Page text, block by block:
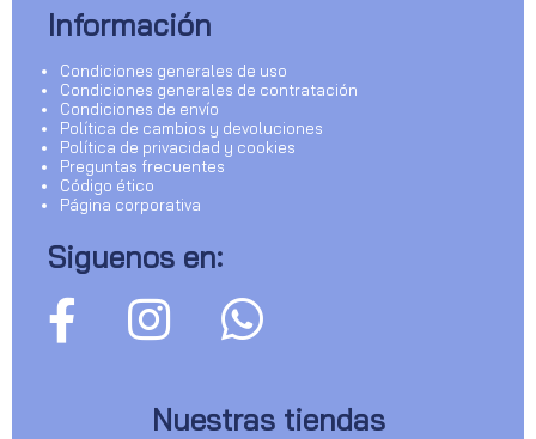
Información
Condiciones generales de uso
Condiciones generales de contratación
Condiciones de envío
Política de cambios y devoluciones
Política de privacidad y cookies
Preguntas frecuentes
Código ético
Página corporativa
Siguenos en:
Nuestras tiendas